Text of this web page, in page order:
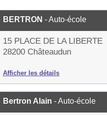
BERTRON - Auto-école
15 PLACE DE LA LIBERTE
28200 Châteaudun
Afficher les détails
Bertron Alain - Auto-école